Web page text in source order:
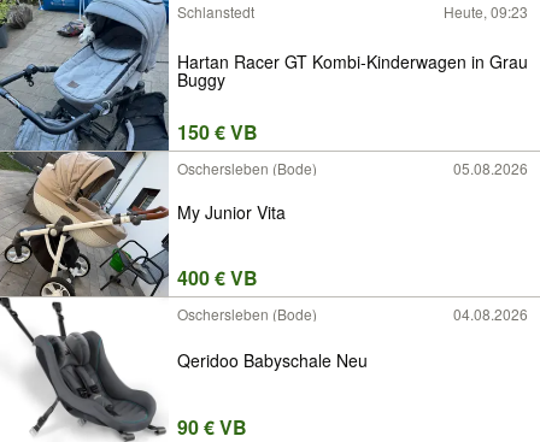
Schlanstedt Heute, 09:23
Hartan Racer GT Kombi-Kinderwagen in Grau
Buggy
150 € VB
Oschersleben (Bode) 05.08.2026
My Junior Vita
400 € VB
Oschersleben (Bode) 04.08.2026
Qeridoo Babyschale Neu
90 € VB